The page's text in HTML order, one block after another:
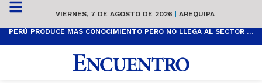
VIERNES, 7 DE AGOSTO DE 2026 | AREQUIPA
PERÚ PRODUCE MÁS CONOCIMIENTO PERO NO LLEGA AL SECTOR PRODUCTIVO